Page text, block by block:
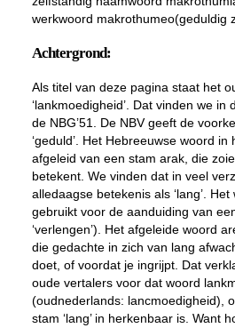
werkwoord makrothumeo(geduldig
Achtergrond:
Als titel van deze pagina staat het
‘lankmoedigheid’. Dat vinden we in
de NBG’51. De NBV geeft de
‘geduld’. Het Hebreeuwse woord in
afgeleid van een stam arak, die
betekent. We vinden dat in veel
alledaagse betekenis als ‘lang’.
gebruikt voor de aanduiding van
‘verlengen’). Het afgeleide woord
die gedachte in zich van lang
doet, of voordat je ingrijpt. Dat
oude vertalers voor dat woord
(oudnederlands: lancmoedigheid),
stam ‘lang’ in herkenbaar is. Want